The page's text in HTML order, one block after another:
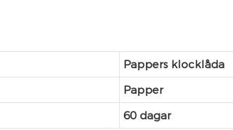
Pappers klocklåda
Papper
60 dagar